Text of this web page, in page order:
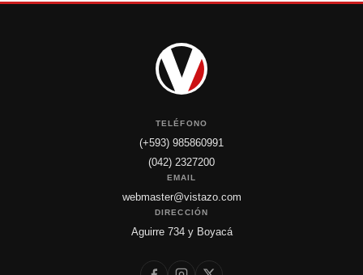
TELÉFONO
(+593) 985860991
(042) 2327200
EMAIL
webmaster@vistazo.com
DIRECCIÓN
Aguirre 734 y Boyacá